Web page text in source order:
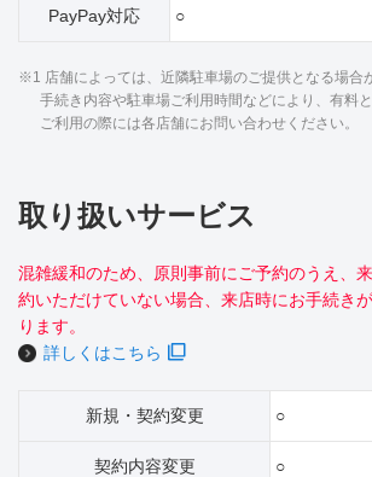
PayPay対応 ○
※1 店舗によっては、近隣駐車場のご提供となる場合
手続き内容や駐車場ご利用時間などにより、有料
ご利用の際には各店舗にお問い合わせください。
取り扱いサービス
混雑緩和のため、原則事前にご予約のうえ、
約いただけていない場合、来店時にお手続き
ります。
詳しくはこちら
新規・契約変更 ○
契約内容変更 ○